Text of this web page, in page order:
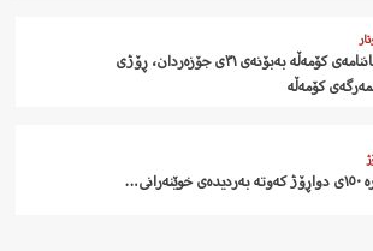
‍ بەیاننامەی کۆمەڵە بەبۆنەی ٣١ی جۆزەردان، ڕۆژی
کۆمەڵە
خوێنەرانی…